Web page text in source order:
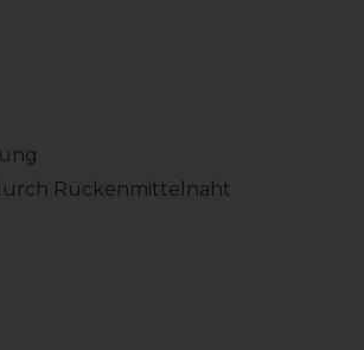
Rückenmittelnaht